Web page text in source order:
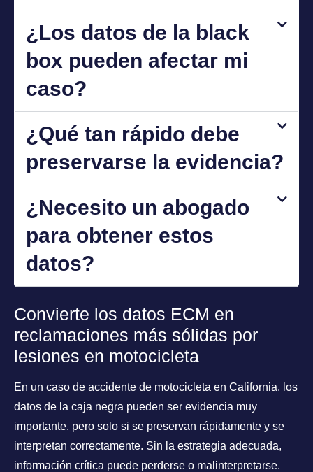
¿Los datos de la black
box pueden afectar mi
caso?
¿Qué tan rápido debe
preservarse la evidencia?
¿Necesito un abogado
para obtener estos
datos?
Convierte los datos ECM en
reclamaciones más sólidas por
lesiones en motocicleta
En un caso de accidente de motocicleta en California, los
datos de la caja negra pueden ser evidencia muy
importante, pero solo si se preservan rápidamente y se
interpretan correctamente. Sin la estrategia adecuada,
información crítica puede perderse o malinterpretarse.